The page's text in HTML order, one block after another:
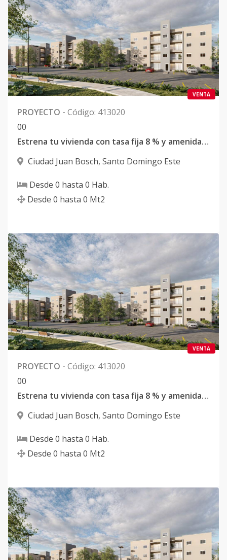
VENTA
PROYECTO - Código: 413020
00
Estrena tu vivienda con tasa fija 8 % y amenidades premium en Santo Domingo Este
Ciudad Juan Bosch, Santo Domingo Este
Desde 0 hasta 0 Hab.
Desde 0 hasta 0 Mt2
VENTA
PROYECTO - Código: 413020
00
Estrena tu vivienda con tasa fija 8 % y amenidades premium en Santo Domingo Este
Ciudad Juan Bosch, Santo Domingo Este
Desde 0 hasta 0 Hab.
Desde 0 hasta 0 Mt2